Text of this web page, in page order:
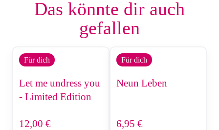
Das könnte dir auch
gefallen
Für dich
Let me undress you
- Limited Edition
12,00 €
Für dich
Neun Leben
6,95 €